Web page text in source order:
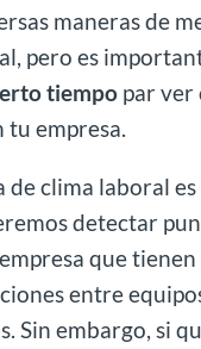
maneras de
pero es
tiempopar ver
tu empresa.
de clima laboral
detectar
que
entre
Sin embargo, si